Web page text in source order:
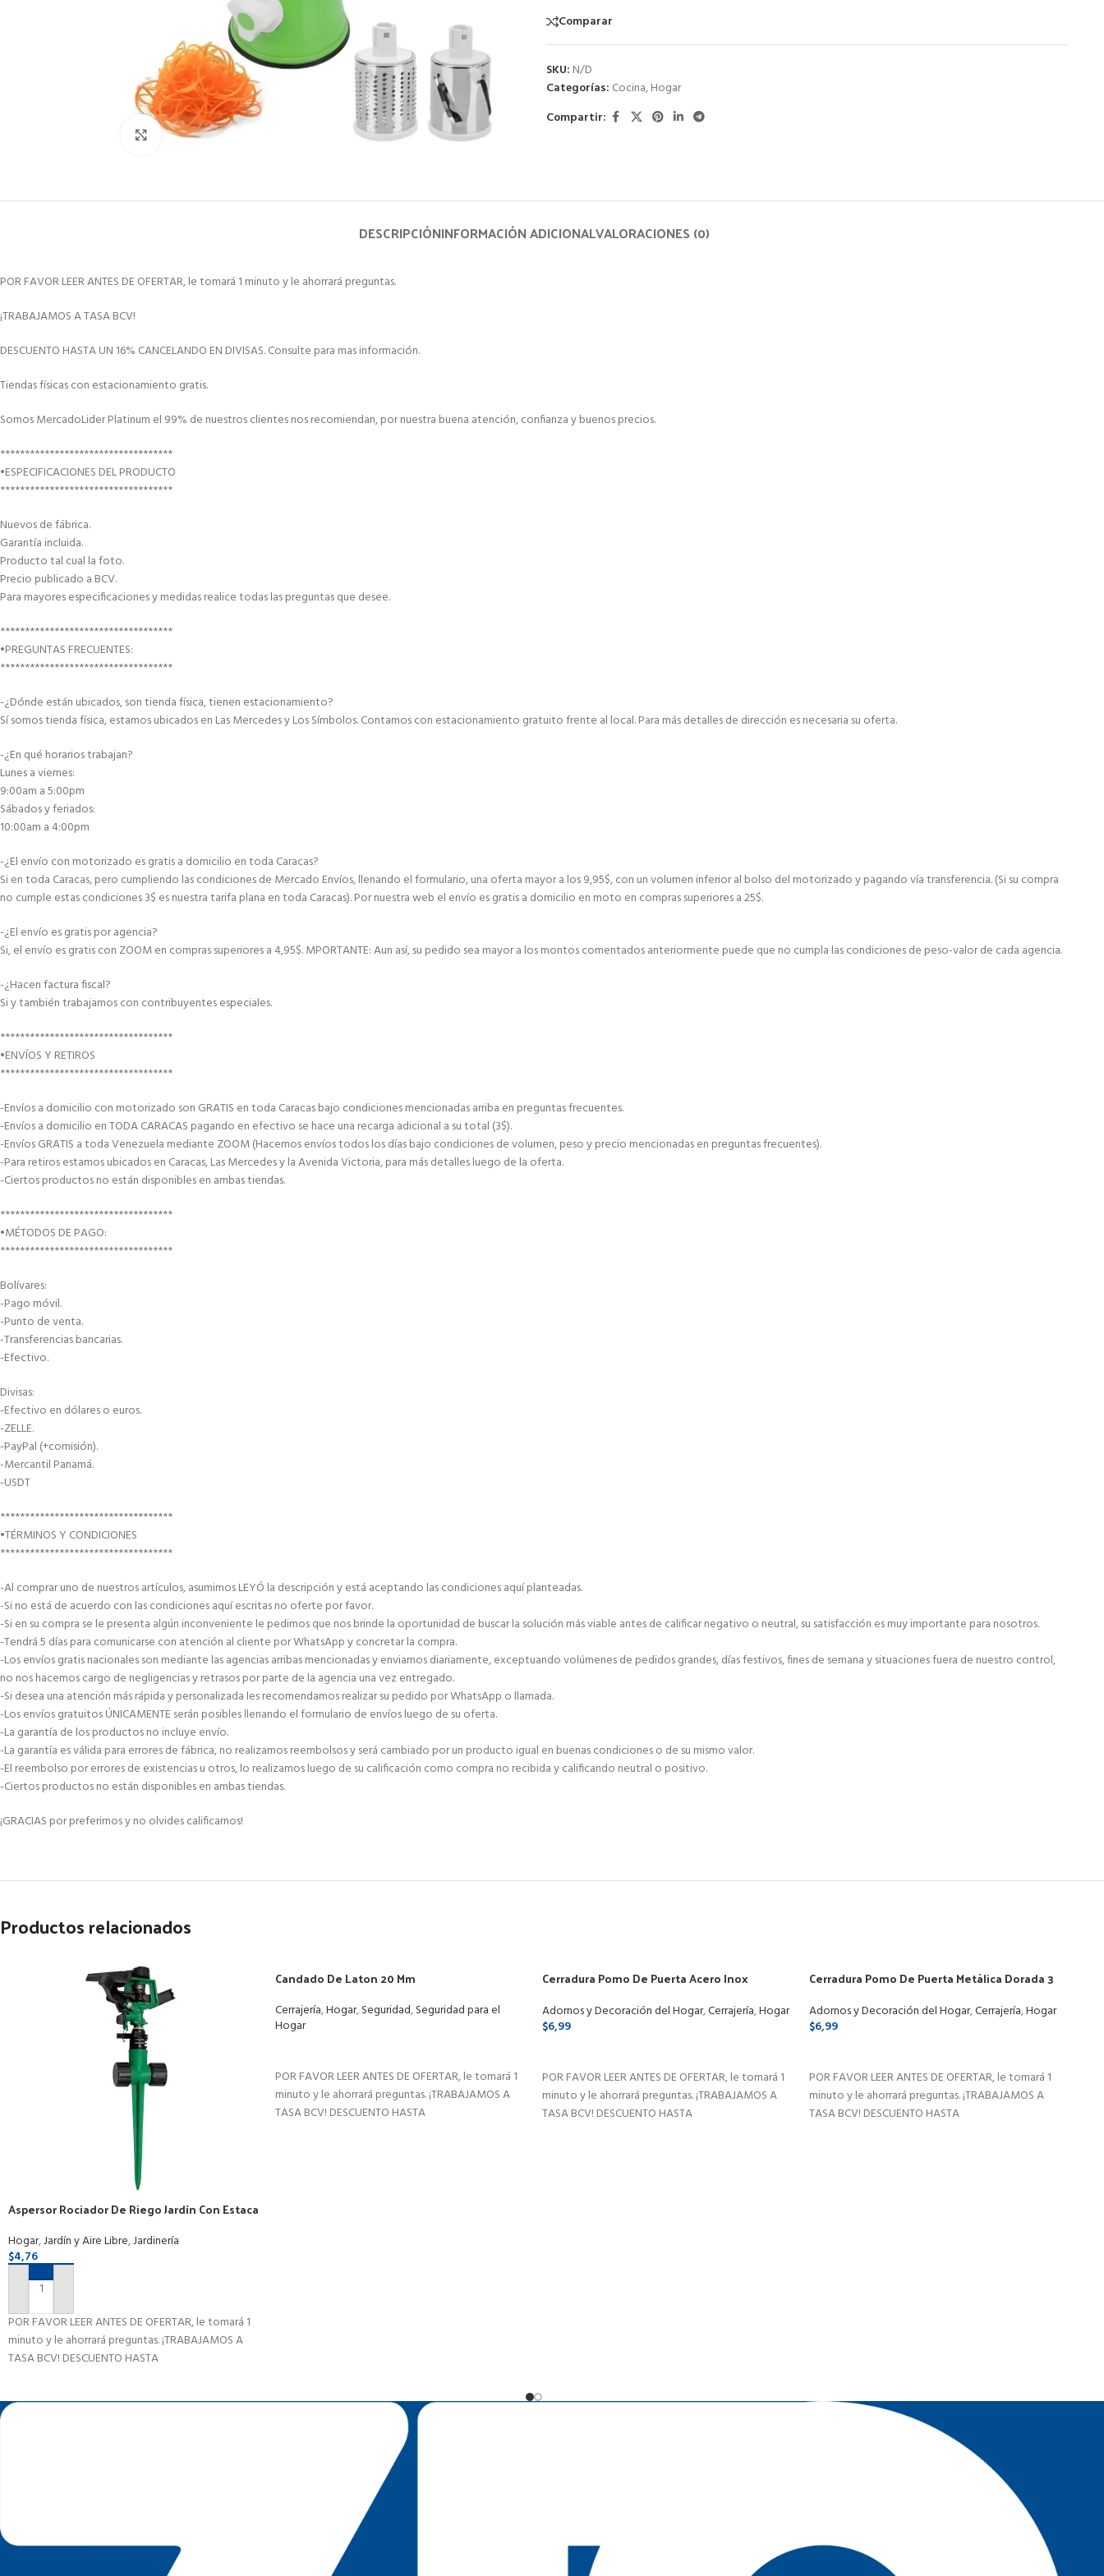
Clic para ampliar
Comparar
SKU: N/D
Categorías: Cocina,Hogar
Compartir:
DESCRIPCIÓNINFORMACIÓN ADICIONALVALORACIONES (0)
POR FAVOR LEER ANTES DE OFERTAR, le tomará 1 minuto y le ahorrará preguntas.
¡TRABAJAMOS A TASA BCV!
DESCUENTO HASTA UN 16% CANCELANDO EN DIVISAS. Consulte para mas información.
Tiendas físicas con estacionamiento gratis.
Somos MercadoLider Platinum el 99% de nuestros clientes nos recomiendan, por nuestra buena atención, confianza y buenos precios.
***********************************
•ESPECIFICACIONES DEL PRODUCTO
***********************************
Nuevos de fábrica.
Garantía incluida.
Producto tal cual la foto.
Precio publicado a BCV.
Para mayores especificaciones y medidas realice todas las preguntas que desee.
***********************************
•PREGUNTAS FRECUENTES:
***********************************
-¿Dónde están ubicados, son tienda física, tienen estacionamiento?
Sí somos tienda física, estamos ubicados en Las Mercedes y Los Símbolos. Contamos con estacionamiento gratuito frente al local. Para más detalles de dirección es necesaria su oferta.
-¿En qué horarios trabajan?
Lunes a viernes:
9:00am a 5:00pm
Sábados y feriados:
10:00am a 4:00pm
-¿El envío con motorizado es gratis a domicilio en toda Caracas?
Si en toda Caracas, pero cumpliendo las condiciones de Mercado Envíos, llenando el formulario, una oferta mayor a los 9,95$, con un volumen inferior al bolso del motorizado y pagando vía transferencia. (Si su compra
no cumple estas condiciones 3$ es nuestra tarifa plana en toda Caracas). Por nuestra web el envío es gratis a domicilio en moto en compras superiores a 25$.
-¿El envío es gratis por agencia?
Si, el envío es gratis con ZOOM en compras superiores a 4,95$. MPORTANTE: Aun así, su pedido sea mayor a los montos comentados anteriormente puede que no cumpla las condiciones de peso-valor de cada agencia.
-¿Hacen factura fiscal?
Si y también trabajamos con contribuyentes especiales.
***********************************
•ENVÍOS Y RETIROS
***********************************
-Envíos a domicilio con motorizado son GRATIS en toda Caracas bajo condiciones mencionadas arriba en preguntas frecuentes.
-Envíos a domicilio en TODA CARACAS pagando en efectivo se hace una recarga adicional a su total (3$).
-Envíos GRATIS a toda Venezuela mediante ZOOM (Hacemos envíos todos los días bajo condiciones de volumen, peso y precio mencionadas en preguntas frecuentes).
-Para retiros estamos ubicados en Caracas, Las Mercedes y la Avenida Victoria, para más detalles luego de la oferta.
-Ciertos productos no están disponibles en ambas tiendas.
***********************************
•MÉTODOS DE PAGO:
***********************************
Bolívares:
-Pago móvil.
-Punto de venta.
-Transferencias bancarias.
-Efectivo.
Divisas:
-Efectivo en dólares o euros.
-ZELLE.
-PayPal (+comisión).
-Mercantil Panamá.
-USDT
***********************************
•TÉRMINOS Y CONDICIONES
***********************************
-Al comprar uno de nuestros artículos, asumimos LEYÓ la descripción y está aceptando las condiciones aquí planteadas.
-Si no está de acuerdo con las condiciones aquí escritas no oferte por favor.
-Si en su compra se le presenta algún inconveniente le pedimos que nos brinde la oportunidad de buscar la solución más viable antes de calificar negativo o neutral, su satisfacción es muy importante para nosotros.
-Tendrá 5 días para comunicarse con atención al cliente por WhatsApp y concretar la compra.
-Los envíos gratis nacionales son mediante las agencias arribas mencionadas y enviamos diariamente, exceptuando volúmenes de pedidos grandes, días festivos, fines de semana y situaciones fuera de nuestro control,
no nos hacemos cargo de negligencias y retrasos por parte de la agencia una vez entregado.
-Si desea una atención más rápida y personalizada les recomendamos realizar su pedido por WhatsApp o llamada.
-Los envíos gratuitos ÚNICAMENTE serán posibles llenando el formulario de envíos luego de su oferta.
-La garantía de los productos no incluye envío.
-La garantía es válida para errores de fábrica, no realizamos reembolsos y será cambiado por un producto igual en buenas condiciones o de su mismo valor.
-El reembolso por errores de existencias u otros, lo realizamos luego de su calificación como compra no recibida y calificando neutral o positivo.
-Ciertos productos no están disponibles en ambas tiendas.
¡GRACIAS por preferirnos y no olvides calificarnos!
Productos relacionados
Aspersor Rociador De Riego Jardín Con Estaca
Hogar,Jardín y Aire Libre,Jardinería
$4,76
AÑADIR AL CARRITO
POR FAVOR LEER ANTES DE OFERTAR, le tomará 1
minuto y le ahorrará preguntas. ¡TRABAJAMOS A
TASA BCV! DESCUENTO HASTA
Candado De Laton 20 Mm
Cerrajería,Hogar,Seguridad,Seguridad para el
Hogar
POR FAVOR LEER ANTES DE OFERTAR, le tomará 1
minuto y le ahorrará preguntas. ¡TRABAJAMOS A
TASA BCV! DESCUENTO HASTA
Cerradura Pomo De Puerta Acero Inox
Adornos y Decoración del Hogar,Cerrajería,Hogar
$6,99
POR FAVOR LEER ANTES DE OFERTAR, le tomará 1
minuto y le ahorrará preguntas. ¡TRABAJAMOS A
TASA BCV! DESCUENTO HASTA
Cerradura Pomo De Puerta Metálica Dorada 3
Adornos y Decoración del Hogar,Cerrajería,Hogar
$6,99
POR FAVOR LEER ANTES DE OFERTAR, le tomará 1
minuto y le ahorrará preguntas. ¡TRABAJAMOS A
TASA BCV! DESCUENTO HASTA